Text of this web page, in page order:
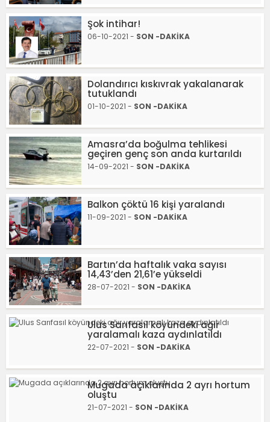
Şok intihar!
06-10-2021 - SON -DAKİKA
Dolandırıcı kıskıvrak yakalanarak
tutuklandı
01-10-2021 - SON -DAKİKA
Amasra’da boğulma tehlikesi
geçiren genç son anda kurtarıldı
14-09-2021 - SON -DAKİKA
Balkon çöktü 16 kişi yaralandı
11-09-2021 - SON -DAKİKA
Bartın’da haftalık vaka sayısı
14,43’den 21,61’e yükseldi
28-07-2021 - SON -DAKİKA
Ulus Sarıfasıl köyündeki ağır
yaralamalı kaza aydınlatıldı
22-07-2021 - SON -DAKİKA
Mugada açıklarında 2 ayrı hortum
oluştu
21-07-2021 - SON -DAKİKA